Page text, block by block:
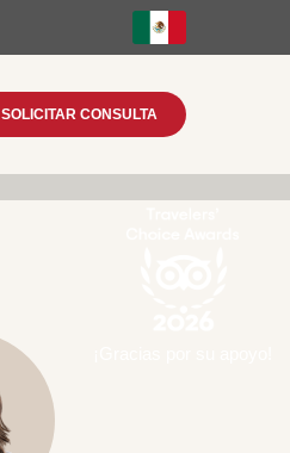
SOLICITAR CONSULTA